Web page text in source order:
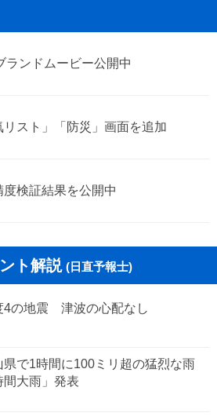
大阪市淀川区
大阪市北区
堺市北区
岸和田市
泉大津市
ランドムービー公開中
リスト」「防災」画面を追加
度検証結果を公開中
ト解説 (日直予報士)
4の地震 津波の心配なし
県で1時間に100ミリ超の猛烈な雨
間大雨」発表